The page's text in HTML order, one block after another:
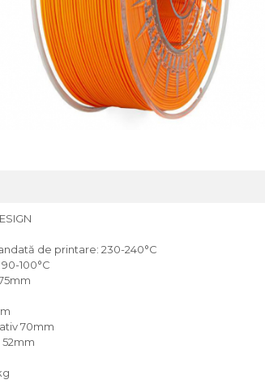
de printare: 230-240°C
100°C
70mm